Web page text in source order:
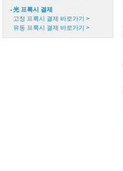
光 프록시 결제
고정 프록시 결제 바로가기 >
유동 프록시 결제 바로가기 >